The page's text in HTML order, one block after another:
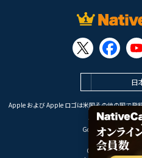
日
Apple および Apple ロゴは米国その他の国で登
Apple Inc. のサー
Google Play は
Copyright © 2026